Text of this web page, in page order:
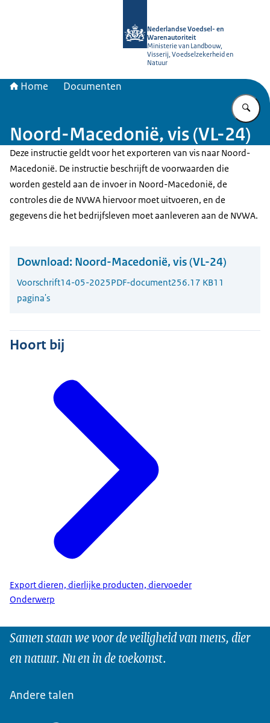
Nederlandse Voedsel- en
Warenautoriteit
Ministerie van Landbouw,
Visserij, Voedselzekerheid en
Natuur
Home Documenten
Noord-Macedonië, vis (VL-24)
Deze instructie geldt voor het exporteren van vis naar Noord-
Macedonië. De instructie beschrijft de voorwaarden die
worden gesteld aan de invoer in Noord-Macedonië, de
controles die de NVWA hiervoor moet uitvoeren, en de
gegevens die het bedrijfsleven moet aanleveren aan de NVWA.
Download: Noord-Macedonië, vis (VL-24)
Voorschrift14-05-2025PDF-document256.17 KB11
pagina's
Hoort bij
Export dieren, dierlijke producten, diervoeder
Onderwerp
Samen staan we voor de veiligheid van mens, dier
en natuur. Nu en in de toekomst.
Andere talen